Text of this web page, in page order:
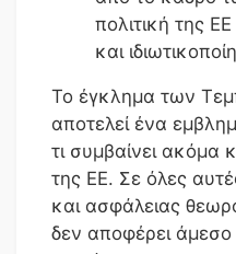
πολιτική της
και
Το έγκλημα των
αποτελεί ένα
τι συμβαίνει ακόμα
της ΕΕ. Σε όλες
και ασφάλειας
δεν αποφέρει άμεσο